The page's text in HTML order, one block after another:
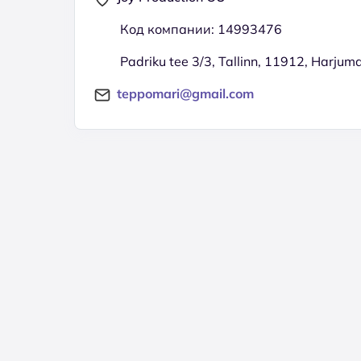
Код компании: 14993476
Padriku tee 3/3, Tallinn, 11912,
teppomari@gmail.com